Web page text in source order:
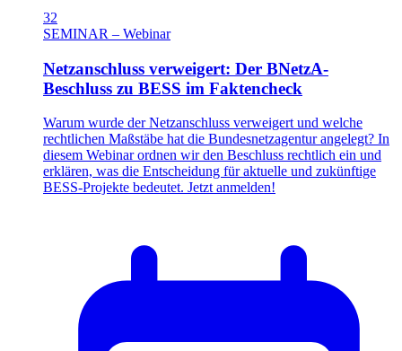
32
SEMINAR – Webinar
Netzanschluss verweigert: Der BNetzA-
Beschluss zu BESS im Faktencheck
Warum wurde der Netzanschluss verweigert und welche
rechtlichen Maßstäbe hat die Bundesnetzagentur angelegt? In
diesem Webinar ordnen wir den Beschluss rechtlich ein und
erklären, was die Entscheidung für aktuelle und zukünftige
BESS-Projekte bedeutet. Jetzt anmelden!